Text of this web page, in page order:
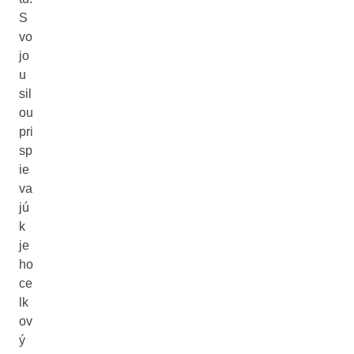
S
vo
jo
u
sil
ou
pri
sp
ie
va
jú
k
je
ho
ce
lk
ov
ý